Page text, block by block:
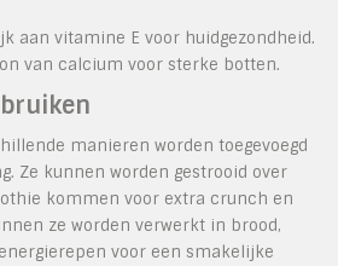
aan vitamine E voor huidgezondheid.
van calcium voor sterke botten.
manieren worden toegevoegd
Ze kunnen worden gestrooid over
kommen voor extra crunch en
ze worden verwerkt in brood,
voor een smakelijke